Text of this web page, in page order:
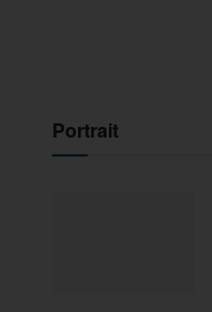
Portrait